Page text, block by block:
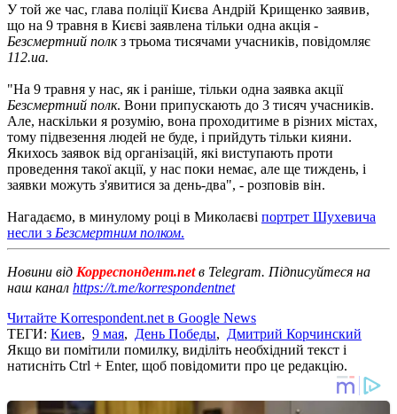
У той же час, глава поліції Києва Андрій Крищенко заявив,
що на 9 травня в Києві заявлена ​​тільки одна акція -
Безсмертний полкз трьома тисячами учасників, повідомляє
112.ua.
"На 9 травня у нас, як і раніше, тільки одна заявка акції
Безсмертний полк. Вони припускають до 3 тисяч учасників.
Але, наскільки я розумію, вона проходитиме в різних містах,
тому підвезення людей не буде, і прийдуть тільки кияни.
Якихось заявок від організацій, які виступають проти
проведення такої акції, у нас поки немає, але ще тиждень, і
заявки можуть з'явитися за день-два", - розповів він.
Нагадаємо, в минулому році в Миколаєві портрет Шухевича
несли з Безсмертним полком.
Новини від Корреспондент.netв Telegram. Підписуйтеся на
наш канал https://t.me/korrespondentnet
Читайте Korrespondent.net в Google News
ТЕГИ: Киев, 9 мая, День Победы, Дмитрий Корчинский
Якщо ви помітили помилку, виділіть необхідний текст і
натисніть Ctrl + Enter, щоб повідомити про це редакцію.